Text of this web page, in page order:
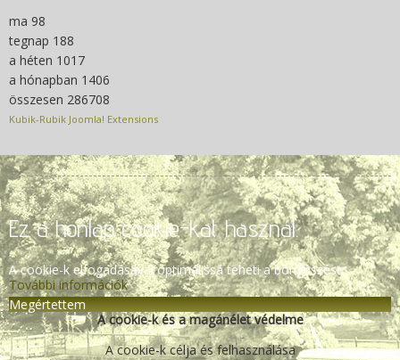
ma 98
tegnap 188
a héten 1017
a hónapban 1406
összesen 286708
Kubik-Rubik Joomla! Extensions
Ez a honlap cookie-kat használ.
A cookie-k elfogadásával optimálissá teheti a böngészést.
További információk
Megértettem
A cookie-k és a magánélet védelme
A cookie-k célja és felhasználása